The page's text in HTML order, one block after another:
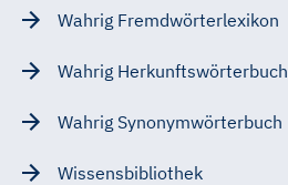
Wahrig Fremdwörterlexikon
Wahrig Herkunftswörterbuch
Wahrig Synonymwörterbuch
Wissensbibliothek